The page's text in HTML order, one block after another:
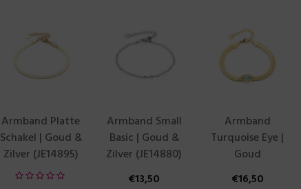
Armband Platte
Schakel | Goud &
Zilver (JE14895)
Armband Small
Basic | Goud &
Zilver (JE14880)
€13,50
Armband
Turquoise Eye |
Goud
€16,50